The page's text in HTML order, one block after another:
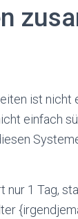
ist nicht
einfach
1 Tag,